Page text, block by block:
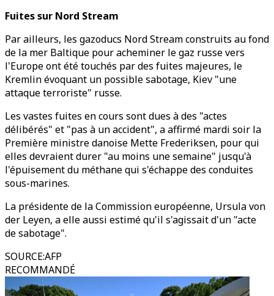
Fuites sur Nord Stream
Par ailleurs, les gazoducs Nord Stream construits au fond
de la mer Baltique pour acheminer le gaz russe vers
l'Europe ont été touchés par des fuites majeures, le
Kremlin évoquant un possible sabotage, Kiev "une
attaque terroriste" russe.
Les vastes fuites en cours sont dues à des "actes
délibérés" et "pas à un accident", a affirmé mardi soir la
Première ministre danoise Mette Frederiksen, pour qui
elles devraient durer "au moins une semaine" jusqu'à
l'épuisement du méthane qui s'échappe des conduites
sous-marines.
La présidente de la Commission européenne, Ursula von
der Leyen, a elle aussi estimé qu'il s'agissait d'un "acte
de sabotage".
SOURCE:AFP
RECOMMANDÉ